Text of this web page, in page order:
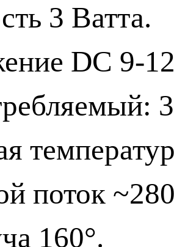
3 Ватта.
DC 9-
поток
160°.